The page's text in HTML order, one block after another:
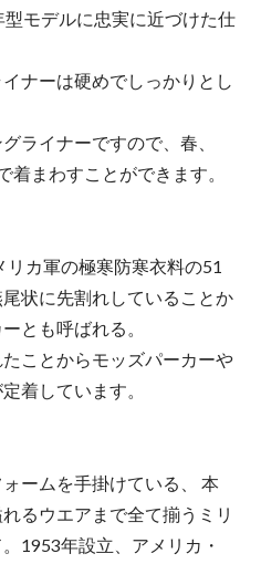
モデルに忠実に近づけた仕
ナーは硬めでしっかりとし
ライナーですので、春、
まわすことができます。
カ軍の極寒防寒衣料の51
状に先割れしていることか
とも呼ばれる。
ことからモッズパーカーや
着しています。
ームを手掛けている、 本
るウエアまで全て揃うミリ
1953年設立、アメリカ・